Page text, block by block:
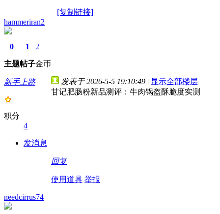
[复制链接]
hammeriran2
0
主题
1
帖子
2
金币
新手上路
积分
4
发消息
发表于 2026-5-5 19:10:49 | 显示全部楼层
甘记肥肠粉新品测评：牛肉锅盔酥脆度实测
回复
使用道具 举报
needcirrus74